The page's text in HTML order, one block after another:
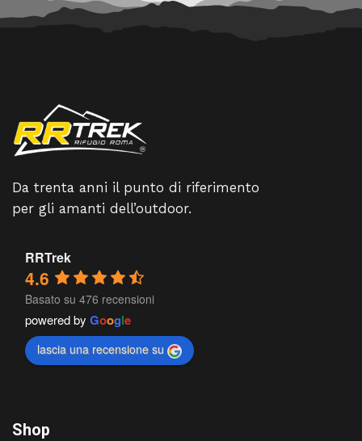
Da trenta anni il punto di riferimento
per gli amanti dell’outdoor.
RRTrek
4.6
Basato su 476 recensioni
powered by Google
lascia una recensione su
Shop